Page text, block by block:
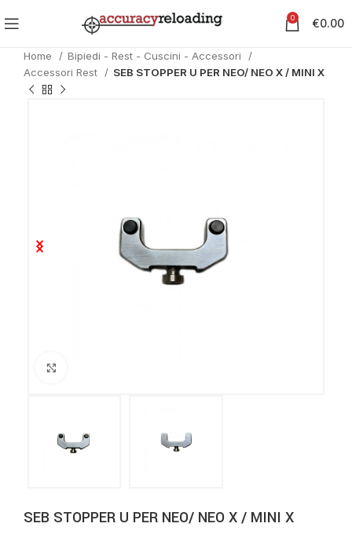
0 €0.00
Home
Bipiedi - Rest - Cuscini - Accessori
Accessori Rest
SEB STOPPER U PER NEO/ NEO X / MINI X
SEB STOPPER U PER NEO/ NEO X / MINI X